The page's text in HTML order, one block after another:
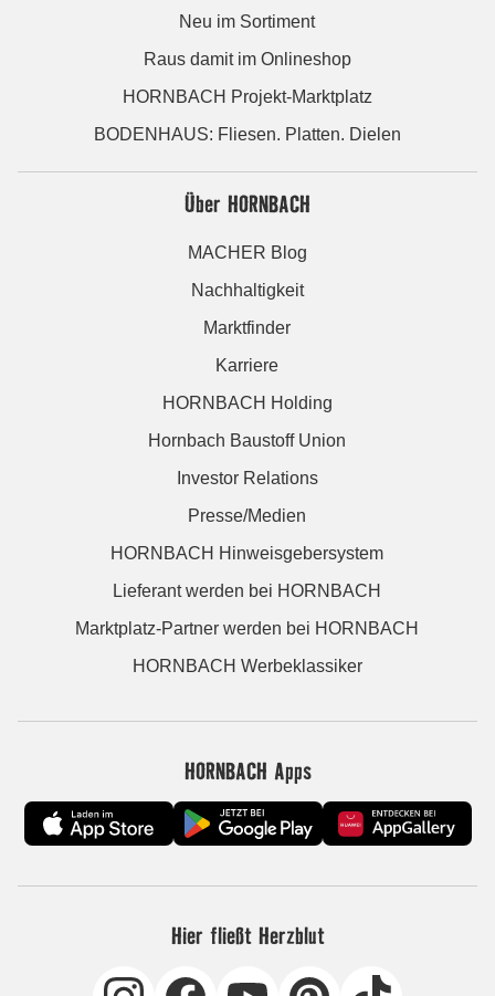
Neu im Sortiment
Raus damit im Onlineshop
HORNBACH Projekt-Marktplatz
BODENHAUS: Fliesen. Platten. Dielen
Über HORNBACH
MACHER Blog
Nachhaltigkeit
Marktfinder
Karriere
HORNBACH Holding
Hornbach Baustoff Union
Investor Relations
Presse/Medien
HORNBACH Hinweisgebersystem
Lieferant werden bei HORNBACH
Marktplatz-Partner werden bei HORNBACH
HORNBACH Werbeklassiker
HORNBACH Apps
Hier fließt Herzblut